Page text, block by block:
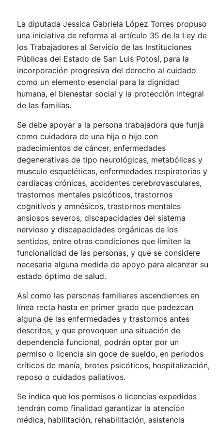
La diputada Jessica Gabriela López Torres propuso
una iniciativa de reforma al artículo 35 de la Ley de
los Trabajadores al Servicio de las Instituciones
Públicas del Estado de San Luis Potosí, para la
incorporación progresiva del derecho al cuidado
como un elemento esencial para la dignidad
humana, el bienestar social y la protección integral
de las familias.
Se debe apoyar a la persona trabajadora que funja
como cuidadora de una hija o hijo con
padecimientos de cáncer, enfermedades
degenerativas de tipo neurológicas, metabólicas y
musculo esqueléticas, enfermedades respiratorias y
cardiacas crónicas, accidentes cerebrovasculares,
trastornos mentales psicóticos, trastornos
cognitivos y amnésicos, trastornos mentales
ansiosos severos, discapacidades del sistema
nervioso y discapacidades orgánicas de los
sentidos, entre otras condiciones que limiten la
funcionalidad de las personas, y que se considere
necesaria alguna medida de apoyo para alcanzar su
estado óptimo de salud.
Así como las personas familiares ascendientes en
línea recta hasta en primer grado que padezcan
alguna de las enfermedades y trastornos antes
descritos, y que provoquen una situación de
dependencia funcional, podrán optar por un
permiso o licencia sin goce de sueldo, en periodos
críticos de manía, brotes psicóticos, hospitalización,
reposo o cuidados paliativos.
Se indica que los permisos o licencias expedidas
tendrán como finalidad garantizar la atención
médica, habilitación, rehabilitación, asistencia